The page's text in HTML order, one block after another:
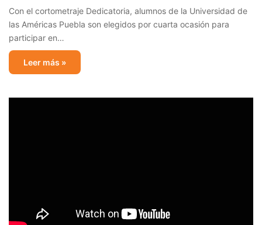
Con el cortometraje Dedicatoria, alumnos de la Universidad de
las Américas Puebla son elegidos por cuarta ocasión para
participar en…
Leer más »